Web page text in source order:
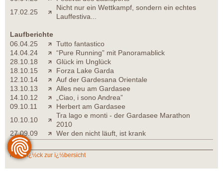
17.02.25
Nicht nur ein Wettkampf, sondern ein echtes
Lauffestiva...
Laufberichte
06.04.25
Tutto fantastico
14.04.24
“Pure Running” mit Panoramablick
28.10.18
Glück im Unglück
18.10.15
Forza Lake Garda
12.10.14
Auf der Gardesana Orientale
13.10.13
Alles neu am Gardasee
14.10.12
„Ciao, i sono Andrea”
09.10.11
Herbert am Gardasee
10.10.10
Tra lago e monti - der Gardasee Marathon
2010
27.09.09
Wer den nicht läuft, ist krank
zurï¿½ck zur ï¿½bersicht